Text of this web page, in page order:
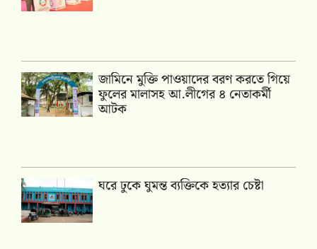
জামিনে মুক্তি পাওয়াদের বরণ করতে গিয়ে
ফুলের মালাসহ আ.লীগের ৪ নেতাকর্মী
আটক
ঘরে ঢুকে ঘুমন্ত ব্যক্তিকে হত্যার চেষ্টা